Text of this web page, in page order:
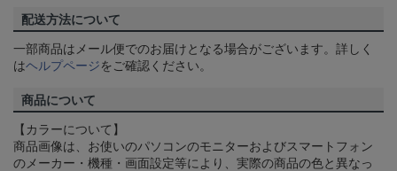
配送方法について
一部商品はメール便でのお届けとなる場合がございます。詳しく
はヘルプページをご確認ください。
商品について
【カラーについて】
商品画像は、お使いのパソコンのモニターおよびスマートフォン
のメーカー・機種・画面設定等により、実際の商品の色と異なっ